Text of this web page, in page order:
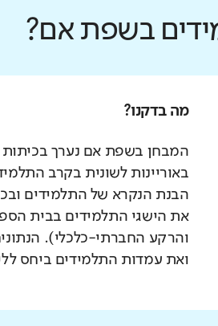
בשפת אם?
מה בדקנו?
המבחן בשפת אם נערך בכיתות
באוריינות לשונית בקרב
הבנת הנקרא של התלמידים
את הישגי התלמידים בבית
והרקע החברתי-כלכלי).
ואת עמדות התלמידים ביחס